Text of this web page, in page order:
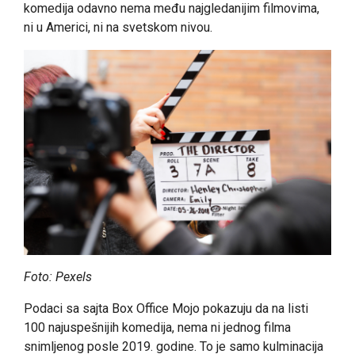
komedija odavno nema među najgledanijim filmovima,
ni u Americi, ni na svetskom nivou.
Foto: Pexels
Podaci sa sajta Box Office Mojo pokazuju da na listi
100 najuspešnijih komedija, nema ni jednog filma
snimljenog posle 2019. godine. To je samo kulminacija